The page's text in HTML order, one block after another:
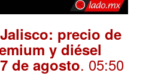
precio de
y diésel
de agosto. 05:50